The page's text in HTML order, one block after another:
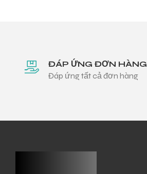
ĐÁP ỨNG ĐƠN HÀNG
Đáp ứng tất cả đơn hàng